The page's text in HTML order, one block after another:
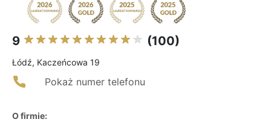
9 (100)
Łódź, Kaczeńcowa 19
Pokaż numer telefonu
O firmie: